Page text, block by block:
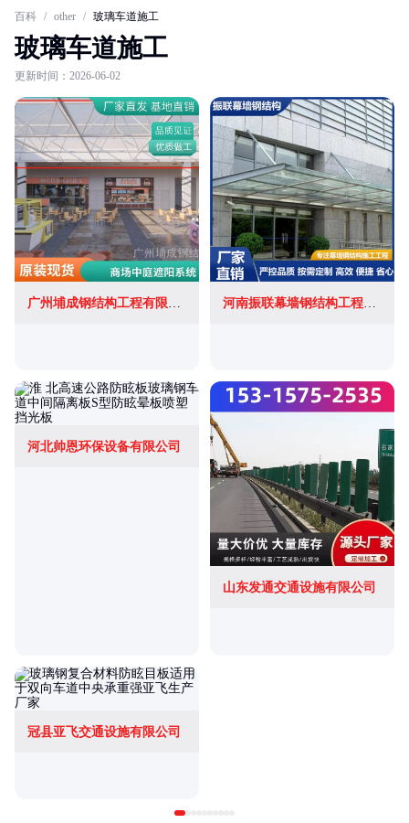
百科 / other / 玻璃车道施工
玻璃车道施工
更新时间：2026-06-02
广州埔成钢结构工程有限公司 河南振联幕墙钢结构工程有限公司
河北帅恩环保设备有限公司
山东发通交通设施有限公司
冠县亚飞交通设施有限公司